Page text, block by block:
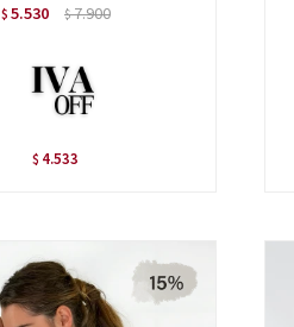
$ 5.530 $7.900
$ 4.533